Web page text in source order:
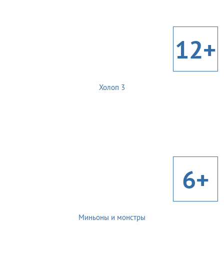
12+
Холоп 3
6+
Миньоны и монстры